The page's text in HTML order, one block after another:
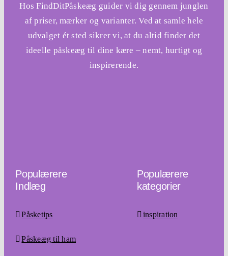
Hos FindDitPåskeæg guider vi dig gennem junglen
af priser, mærker og varianter. Ved at samle hele
udvalget ét sted sikrer vi, at du altid finder det
ideelle påskeæg til dine kære – nemt, hurtigt og
inspirerende.
Populærere
Indlæg
Påsketips
Påskeæg til ham
Populærere
kategorier
inspiration